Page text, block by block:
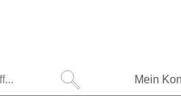
Mein